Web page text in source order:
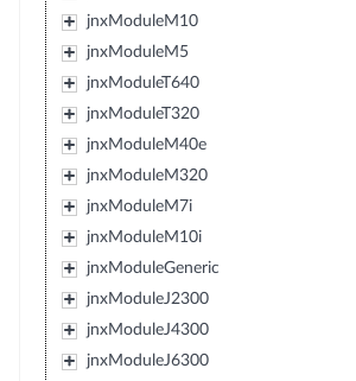
jnxModuleM10
jnxModuleM5
jnxModuleT640
jnxModuleT320
jnxModuleM40e
jnxModuleM320
jnxModuleM7i
jnxModuleM10i
jnxModuleGeneric
jnxModuleJ2300
jnxModuleJ4300
jnxModuleJ6300